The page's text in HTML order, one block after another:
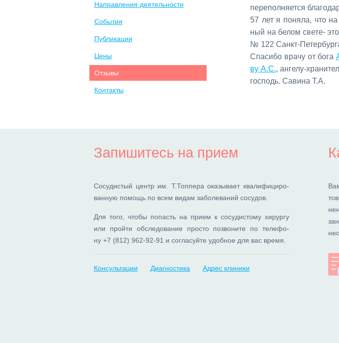
Направления деятельности
События
Публикации
Цены
Отзывы
Контакты
пе­ре­пол­ня­ет­ся
57 лет я по­ня­ла, что
ный на бе­лом све­те-
№ 122 Санкт-
Спа­си­бо вра­чу от бо­га
ву А.С., ан­ге­лу-
гос­подь. Са­ви­на Т.А.
Запишитесь на прием
Со­су­ди­стый центр им. Т.Топ­пе­ра ока­зы­ва­ет ква­ли­фи­ци­ро­
ван­ную по­мощь по всем ви­дам за­бо­ле­ва­ний со­су­дов.
Для то­го, что­бы по­пасть на при­ем к со­су­ди­сто­му хи­рур­гу
или прой­ти об­сле­до­ва­ние про­сто по­зво­ни­те по те­ле­фо­
ну +7 (812) 962-92-91 и со­гла­суй­те удоб­ное для вас вре­мя.
Консультации Диагностика Адрес клиники